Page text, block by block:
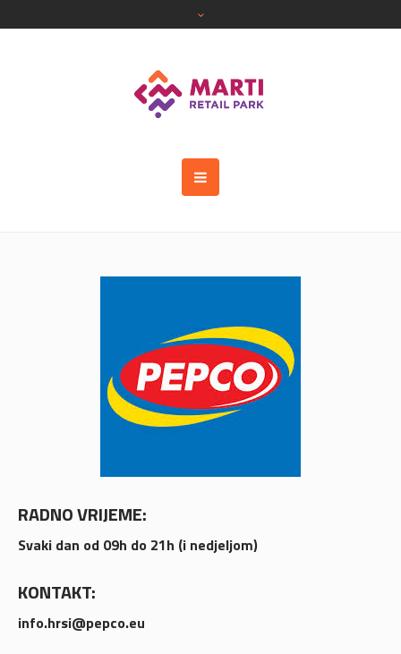
RADNO VRIJEME:
Svaki dan od 09h do 21h (i nedjeljom)
KONTAKT:
info.hrsi@pepco.eu